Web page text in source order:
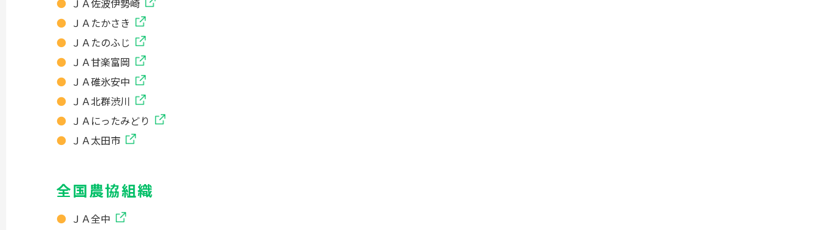
ＪＡ佐波伊勢崎
ＪＡたかさき
ＪＡたのふじ
ＪＡ甘楽富岡
ＪＡ碓氷安中
ＪＡ北群渋川
ＪＡにったみどり
ＪＡ太田市
全国農協組織
ＪＡ全中